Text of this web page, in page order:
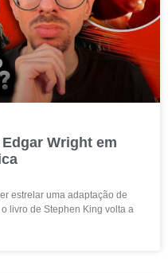
Wright em
estrelar uma adaptação de
livro de Stephen King volta a